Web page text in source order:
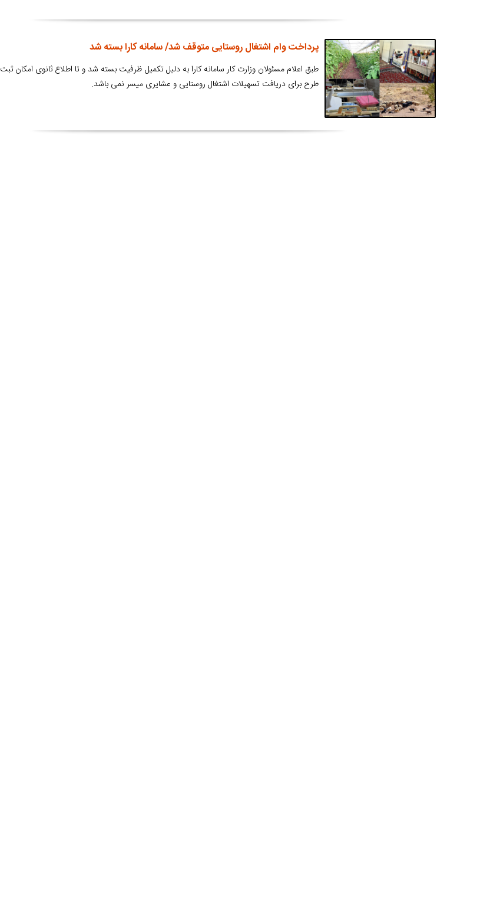
پرداخت وام اشتغال روستایی متوقف شد/ سامانه کارا بسته شد
طبق اعلام مسئولان وزارت کار سامانه کارا به دلیل تکمیل ظرفیت بسته شد و تا اطلاع ثانوی امکان ثبت
طرح برای دریافت تسهیلات اشتغال روستایی و عشایری میسر نمی باشد.